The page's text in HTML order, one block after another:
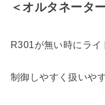
＜オルタネータ
R301が無い時にラ
制御しやすく扱いや